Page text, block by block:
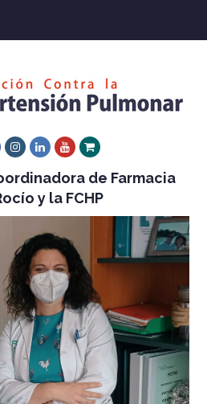
Instagram
LinkedInYoutube
Xing
de Farmacia
y la FCHP